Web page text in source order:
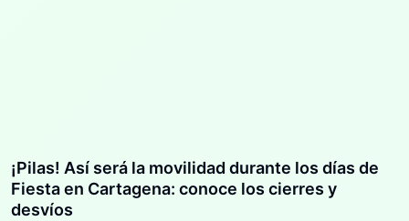
¡Pilas! Así será la movilidad durante los días de
Fiesta en Cartagena: conoce los cierres y
desvíos